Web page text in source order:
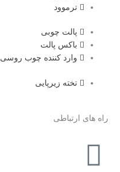
ترموود
پالت چوبی
باکس پالت
وارد کننده چوب روسی
تخته زیرپایی
راه های ارتباطی